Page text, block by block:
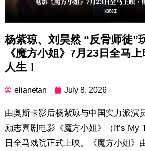
杨紫琼、刘昊然 “反骨师徒”
《魔方小姐》7月23日全马
人生！
elianetan July 8, 2026
由奥斯卡影后杨紫琼与中国实力派演
励志喜剧电影《魔方小姐》（It’s My
日全马戏院正式上映。《魔方小姐》